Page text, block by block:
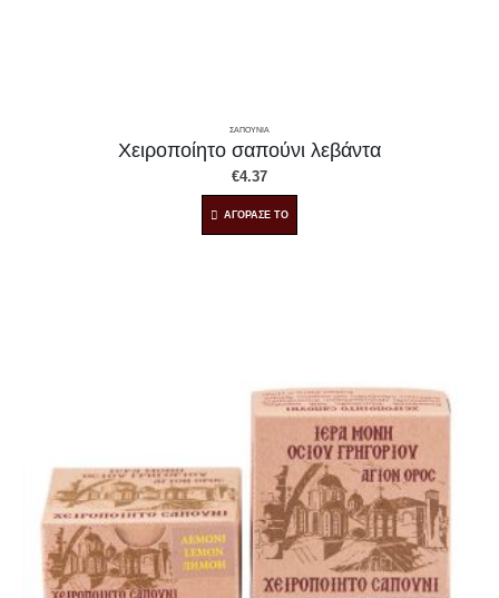
ΣΑΠΟΥΝΙΑ
Χειροποίητο σαπούνι λεβάντα
€4.37
ΑΓΟΡΑΣΕ ΤΟ